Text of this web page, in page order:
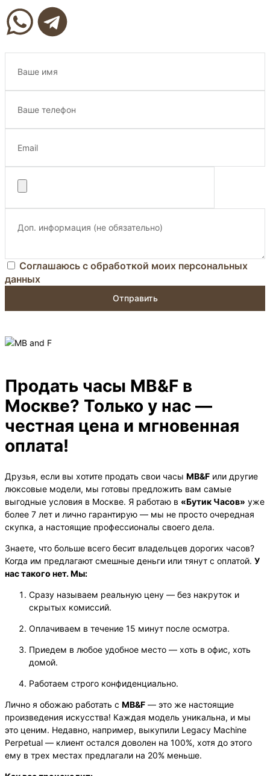
Соглашаюсь с обработкой моих персональных
данных
Отправить
Продать часы MB&F в
Москве? Только у нас —
честная цена и мгновенная
оплата!
Друзья, если вы хотите продать свои часы MB&F или другие
люксовые модели, мы готовы предложить вам самые
выгодные условия в Москве. Я работаю в «Бутик Часов» уже
более 7 лет и лично гарантирую — мы не просто очередная
скупка, а настоящие профессионалы своего дела.
Знаете, что больше всего бесит владельцев дорогих часов?
Когда им предлагают смешные деньги или тянут с оплатой. У
нас такого нет. Мы:
Сразу называем реальную цену — без накруток и
скрытых комиссий.
Оплачиваем в течение 15 минут после осмотра.
Приедем в любое удобное место — хоть в офис, хоть
домой.
Работаем строго конфиденциально.
Лично я обожаю работать с MB&F — это же настоящие
произведения искусства! Каждая модель уникальна, и мы
это ценим. Недавно, например, выкупили Legacy Machine
Perpetual — клиент остался доволен на 100%, хотя до этого
ему в трех местах предлагали на 20% меньше.